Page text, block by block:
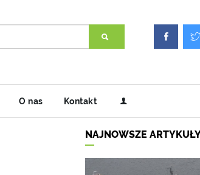
O nas Kontakt
NAJNOWSZE